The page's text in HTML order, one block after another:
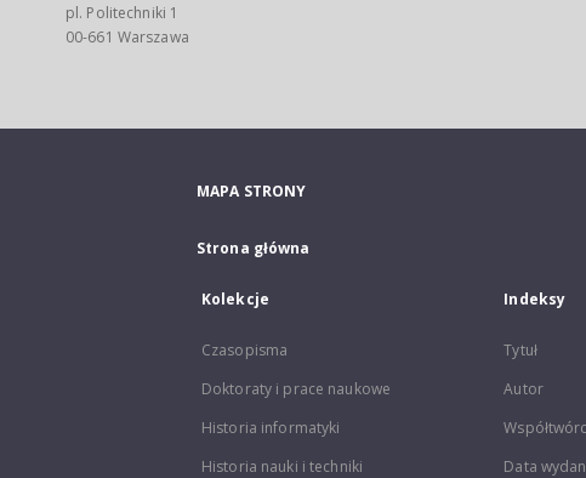
pl. Politechniki 1
00-661 Warszawa
MAPA STRONY
Strona główna
Kolekcje
Czasopisma
Doktoraty i prace naukowe
Historia informatyki
Historia nauki i techniki
Indeksy
Tytuł
Autor
Data